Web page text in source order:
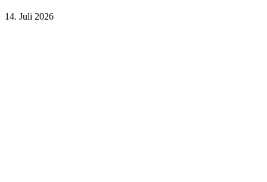
14. Juli 2026